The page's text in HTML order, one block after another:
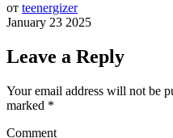
от teenergizer
January 23 2025
Leave a Reply
Your email address will not be
marked *
Comment